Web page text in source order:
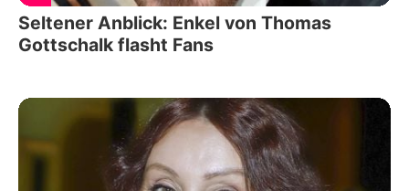
Seltener Anblick: Enkel von Thomas
Gottschalk flasht Fans